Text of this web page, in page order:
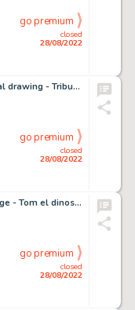
closed
28/08/2022
go premium
Candita, Giuseppe - Original drawing - Tribute to Torpedo 1936 - (2022)
closed
28/08/2022
go premium
Torres, Daniel - Original page - Tom el dinosaurio - Tom huye de los turistas - (2006)
closed
28/08/2022
go premium